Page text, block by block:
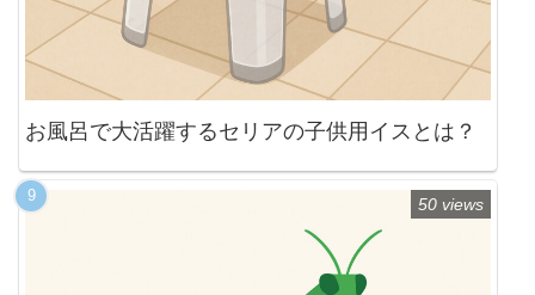
お風呂で大活躍するセリアの子供用イスとは？
50 views